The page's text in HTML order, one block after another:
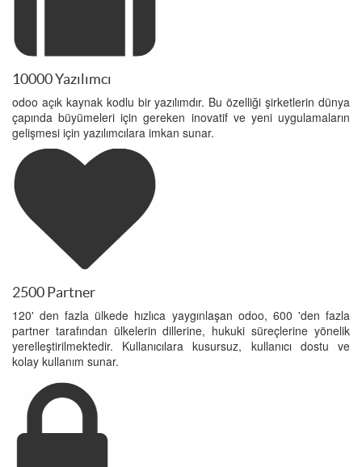
10000 Yazılımcı
odoo açık kaynak kodlu bir yazılımdır. Bu özelliği şirketlerin dünya
çapında büyümeleri için gereken inovatif ve yeni uygulamaların
gelişmesi için yazılımcılara imkan sunar.
2500 Partner
120' den fazla ülkede hızlıca yaygınlaşan odoo, 600 'den fazla
partner tarafından ülkelerin dillerine, hukuki süreçlerine yönelik
yerelleştirilmektedir. Kullanıcılara kusursuz, kullanıcı dostu ve
kolay kullanım sunar.